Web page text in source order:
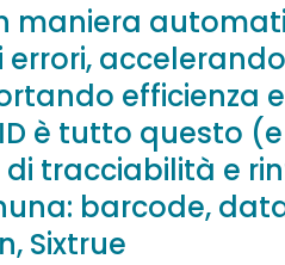
maniera
efficienza
è tutto questo
tracciabilità e
barcode,
Sixtrue